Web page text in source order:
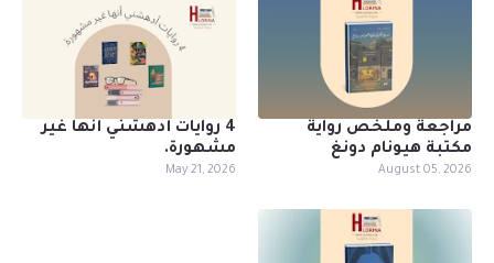
مراجعة وملخص رواية
مكتبة هيونام دونغ
August 05, 2026
4 روايات أدهشني أنها غير
مشهورة.
May 21, 2026